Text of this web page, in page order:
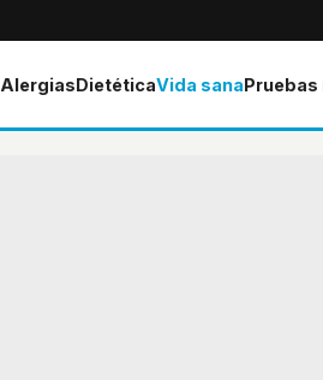
AlergiasDietéticaVida sana